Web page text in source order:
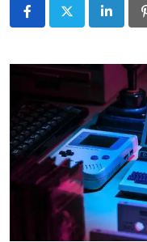
LinkedIn